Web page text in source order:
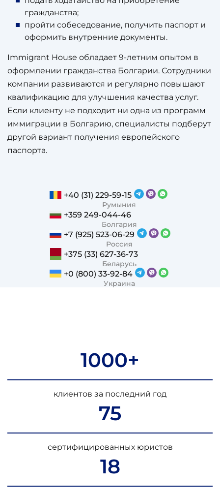
гражданства;
пройти собеседование, получить паспорт и
оформить внутренние документы.
Immigrant House обладает 9-летним опытом в
оформлении гражданства Болгарии. Сотрудники
компании развиваются и регулярно повышают
квалификацию для улучшения качества услуг.
Если клиенту не подходит ни одна из программ
иммиграции в Болгарию, специалисты подберут
другой вариант получения европейского
паспорта.
+40 (31) 229-59-15
Румыния
+359 249-044-46
Болгария
+7 (925) 523-06-29
Россия
+375 (33) 627-36-73
Беларусь
+0 (800) 33-92-84
Украина
1000+
клиентов за последний год
75
сертифицированных юристов
18